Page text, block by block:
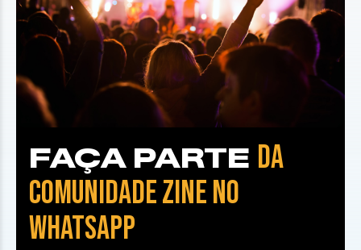
FAÇA PARTE DA
COMUNIDADE ZINE NO
WHATSAPP